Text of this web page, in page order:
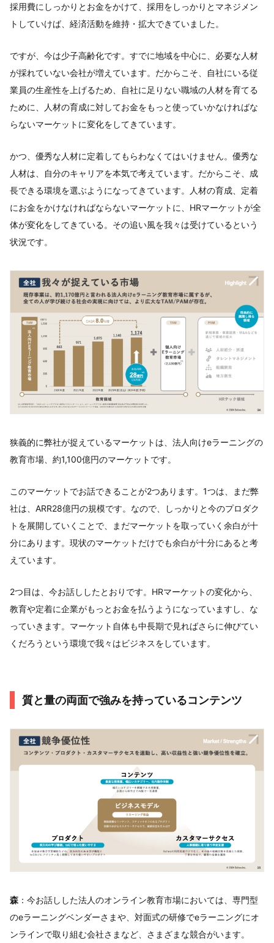
採用費にしっかりとお金をかけて、採用をしっかりとマネジメン
トしていけば、経済活動を維持・拡大できていました。
ですが、今は少子高齢化です。すでに地域を中心に、必要な人材
が採れていない会社が増えています。だからこそ、自社にいる従
業員の生産性を上げるため、自社に足りない職域の人材を育てる
ために、人材の育成に対してお金をもっと使っていかなければな
らないマーケットに変化をしてきています。
かつ、優秀な人材に定着してもらわなくてはいけません。優秀な
人材は、自分のキャリアを本気で考えています。だからこそ、成
長できる環境を選ぶようになってきています。人材の育成、定着
にお金をかけなければならないマーケットに、HRマーケットが全
体が変化をしてきている。その追い風を我々は受けているという
状況です。
狭義的に弊社が捉えているマーケットは、法人向けeラーニングの
教育市場、約1,100億円のマーケットです。
このマーケットでお話できることが2つあります。1つは、まだ弊
社は、ARR28億円の規模です。なので、しっかりと今のプロダク
トを展開していくことで、まだマーケットを取っていく余白が十
分にあります。現状のマーケットだけでも余白が十分にあると考
えています。
2つ目は、今お話ししたとおりです。HRマーケットの変化から、
教育や定着に企業がもっとお金を払うようになっていますし、な
っていきます。マーケット自体も中長期で見ればさらに伸びてい
くだろうという環境で我々はビジネスをしています。
質と量の両面で強みを持っているコンテンツ
森 ：今お話しした法人のオンライン教育市場においては、専門型
のeラーニングベンダーさまや、対面式の研修でeラーニングにオ
ンラインで取り組む会社さまなど、さまざまな競合がいます。